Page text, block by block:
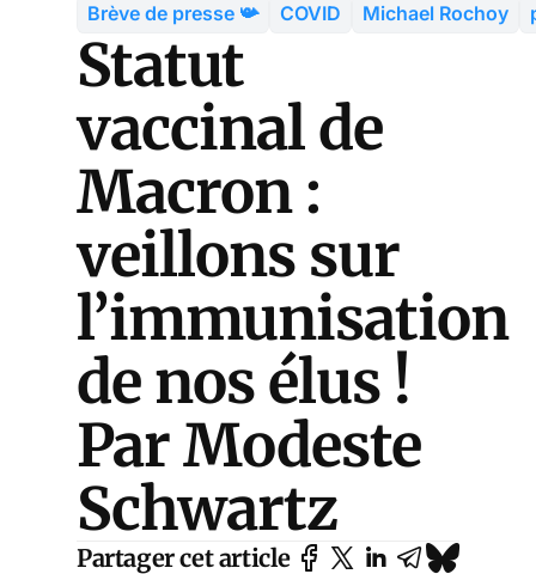
Brève de presse 📯 COVID Michael Rochoy
Statut
vaccinal de
Macron :
veillons sur
l’immunisation
de nos élus !
Par Modeste
Schwartz
Partager cet article